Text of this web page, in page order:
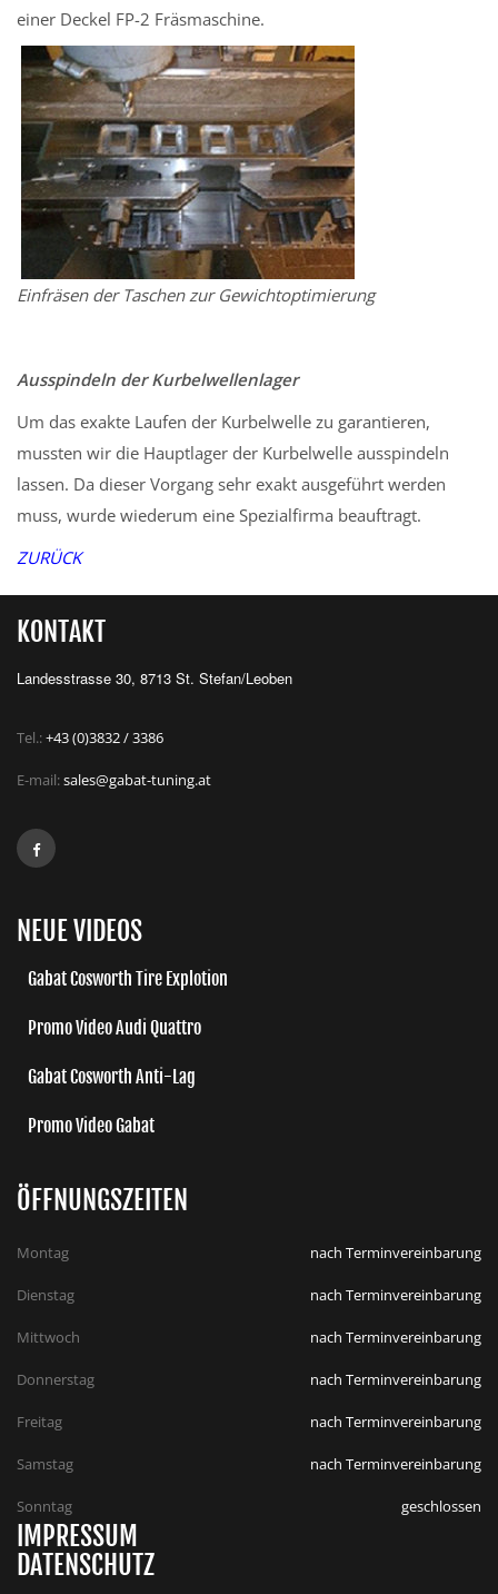
einer Deckel FP-2 Fräsmaschine.
Einfräsen der Taschen zur Gewichtoptimierung
Ausspindeln der Kurbelwellenlager
Um das exakte Laufen der Kurbelwelle zu garantieren,
mussten wir die Hauptlager der Kurbelwelle ausspindeln
lassen. Da dieser Vorgang sehr exakt ausgeführt werden
muss, wurde wiederum eine Spezialfirma beauftragt.
ZURÜCK
KONTAKT
Landesstrasse 30, 8713 St. Stefan/Leoben
Tel.:+43 (0)3832 / 3386
E-mail:sales@gabat-tuning.at
NEUE VIDEOS
Gabat Cosworth Tire Explotion
Promo Video Audi Quattro
Gabat Cosworth Anti-Lag
Promo Video Gabat
ÖFFNUNGSZEITEN
Montag nach Terminvereinbarung
Dienstag nach Terminvereinbarung
Mittwoch nach Terminvereinbarung
Donnerstag nach Terminvereinbarung
Freitag nach Terminvereinbarung
Samstag nach Terminvereinbarung
Sonntag geschlossen
IMPRESSUM
DATENSCHUTZ